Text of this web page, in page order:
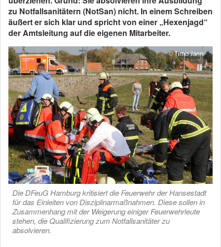
zu Notfallsanitätern (NotSan) nicht. In einem Schreiben
äußert er sich klar und spricht von einer „Hexenjagd“
der Amtsleitung auf die eigenen Mitarbeiter.
Die DFeuG Hamburg kritisiert die Feuerwehr der Hansestadt
für das Einleiten von Disziplinarmaßnahmen. Diese sollen in
Zusammenhang mit der Weigerung einiger Feuerwehrleute
stehen, die Qualifizierung zum Notfallsanitäter zu
absolvieren.